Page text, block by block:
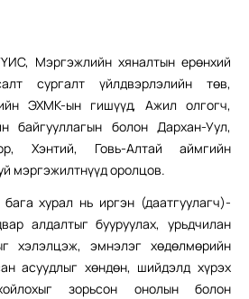
Мэргэжлийн хяналтын ерөнхий
сургалт үйлдвэрлэлийн төв,
ЭХМК-ын гишүүд, Ажил олгогч,
байгууллагын болон Дархан-Уул,
Хэнтий, Говь-Алтай аймгийн
мэргэжилтнүүд оролцов.
хурал нь иргэн (даатгуулагч)-
алдалтыг бууруулах, урьдчилан
хэлэлцэж, эмнэлэг хөдөлмөрийн
асуудлыг хөндөн, шийдэлд хүрэх
зорьсон онолын болон